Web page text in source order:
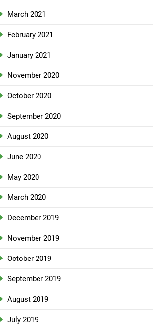
March 2021
February 2021
January 2021
November 2020
October 2020
September 2020
August 2020
June 2020
May 2020
March 2020
December 2019
November 2019
October 2019
September 2019
August 2019
July 2019